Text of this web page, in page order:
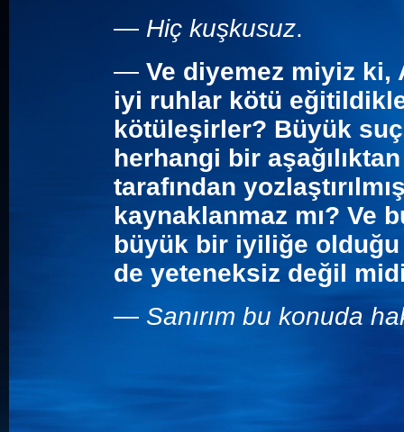
— Hiç kuşkusuz.
— Ve diyemez miyiz ki,
iyi ruhlar kötü
kötüleşirler? Büyük
herhangi bir
tarafından
kaynaklanmaz mı? Ve
büyük bir iyiliğe
de yeteneksiz değil
— Sanırım bu konuda